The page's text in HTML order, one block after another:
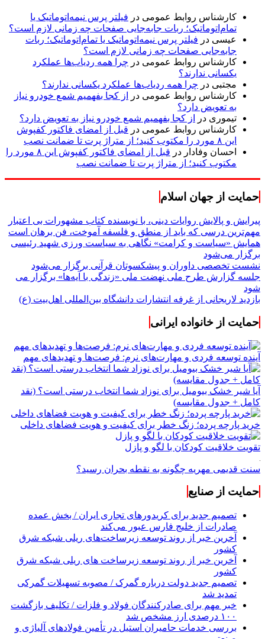
کارشناس روابط عمومی در فیلتر پرس نیمه‌اتوماتیک یا
تمام‌اتوماتیک؛ ربات جابه‌جایی صفحات چه زمانی لازم است؟
عیسی در فیلتر پرس نیمه‌اتوماتیک یا تمام‌اتوماتیک؛ ربات
جابه‌جایی صفحات چه زمانی لازم است؟
کارشناس روابط عمومی در چرا همه ردیاب‌ها عملکرد
یکسانی ندارند؟
مجتبی در چرا همه ردیاب‌ها عملکرد یکسانی ندارند؟
کارشناس روابط عمومی در
از کجا بفهمیم شمع خودرو نیاز
به تعویض دارد؟
تیموری در
از کجا بفهمیم شمع خودرو نیاز به تعویض دارد؟
کارشناس روابط عمومی در قبل از امضای فاکتور کفپوش
این ۸ مورد را مکتوب کنید؛ از متراژ پرت تا ضمانت نصب
احسان وفادار در
قبل از امضای فاکتور کفپوش این ۸ مورد را
مکتوب کنید؛ از متراژ پرت تا ضمانت نصب
حمایت از جهان اسلام
پیرایش و پالایش روایات دینی، با نویسنده کتاب مشهورات بی اعتبار
مهم‌ترین درسی که باید از منطق و فلسفه آموخت، فن برهان است
همایش «سیاست و کرامت» نگاهی به سیاست ورزی شهید رئیسی
برگزار می‌شود
نشست تخصصی داوران و پیشکسوتان قرآنی برگزار می‌شود
جلسه گزارش طرح ملی نهضت ملی «زندگی با آیه‌ها» برگزار می
شود
بازدید لاریجانی از غرفه انتشارات دانشگاه بین‌المللی اهل‌بیت (ع)
حمایت از خانواده ایرانی
آینده توسعه فردی و مهارت‌های نرم: فرصت‌ها و تهدیدهای مهم
آیا شیر خشک بیومیل برای نوزاد شما انتخاب درستی است؟ (نقد
کامل + جدول مقایسه)
خرید پارچه پرده؛ زنگ خطر برای کیفیت و هویت فضاهای داخلی
تقویت خلاقیت کودکان با لگو و پازل
سنت قدیمی مهریه چگونه به نقطه بحران رسید؟
حمایت از صنایع
تصمیم جدید برای کریدورهای تجاری ایران / بخش عمده
صادرات از خلیج فارس عبور می‌کند
آخرین خبر از روند توسعه زیرساخت‌های ریلی شبکه شرق
کشور
آخرین خبر از روند توسعه زیرساخت های ریلی شبکه شرق
کشور
تصمیم جدید دولت درباره گمرک / مصوبه تسهیلات گمرکی
تمدید شد
خبر مهم برای صادرکنندگان فولاد و فلزات / تکلیف بازگشت
۱۰۰ درصدی ارز مشخص شد
بررسی خدمات حامیران استیل در تأمین فولادهای آلیاژی و